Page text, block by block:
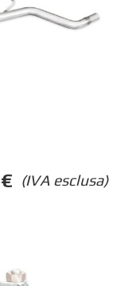
(IVA esclusa)
€